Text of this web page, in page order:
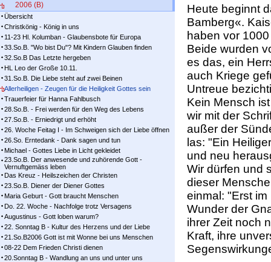
2006 (B)
Übersicht
Christkönig - König in uns
11-23 Hl. Kolumban - Glaubensbote für Europa
33.So.B. "Wo bist Du"? Mit Kindern Glauben finden
32.So.B Das Letzte hergeben
HL Leo der Große 10.11.
31.So.B. Die Liebe steht auf zwei Beinen
Allerheiligen - Zeugen für die Heiligkeit Gottes sein
Trauerfeier für Hanna Fahlbusch
28.So.B. - Frei werden für den Weg des Lebens
27.So.B. - Erniedrigt und erhöht
26. Woche Feitag I - Im Schweigen sich der Liebe öffnen
26.So. Erntedank - Dank sagen und tun
Michael - Gottes Liebe in Licht gekleidet
23.So.B. Der anwesende und zuhörende Gott -
Vernuftgemäss leben
Das Kreuz - Heilszeichen der Christen
23.So.B. Diener der Diener Gottes
Maria Geburt - Gott braucht Menschen
Do. 22. Woche - Nachfolge trotz Versagens
Augustinus - Gott loben warum?
22. Sonntag B - Kultur des Herzens und der Liebe
21.So.B2006 Gott ist mit Wonne bei uns Menschen
08-22 Dem Frieden Christi dienen
20.Sonntag B - Wandlung an uns und unter uns
Heute beginnt
Bamberg«.
haben vor
Beide wurden
es das, ein
auch Kriege
Untreue
Kein Mensch
wir mit der
außer der
las: "Ein
und neu
Wir dürfen und
dieser
einmal: "Erst
Wunder der
ihrer Zeit noch
Kraft, ihre